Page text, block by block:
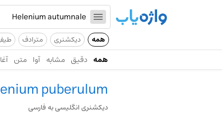
همه دیکشنری مترادف
همه دقیق مشابه آوا متن
puberulum
دیکشنری انگلیسی به فارسی